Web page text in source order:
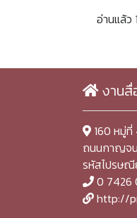
อ่านแล้ว
งาน
160 หมู่ที่
ถนนกาญจน
รหัสไปรษ
0 7426
http://